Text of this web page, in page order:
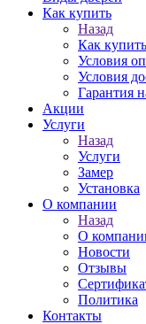
Как купить
Назад
Как купить
Условия
Условия
Гарантия
Акции
Услуги
Назад
Услуги
Замер
Установка
О компании
Назад
О
Новости
Отзывы
Политика
Контакты